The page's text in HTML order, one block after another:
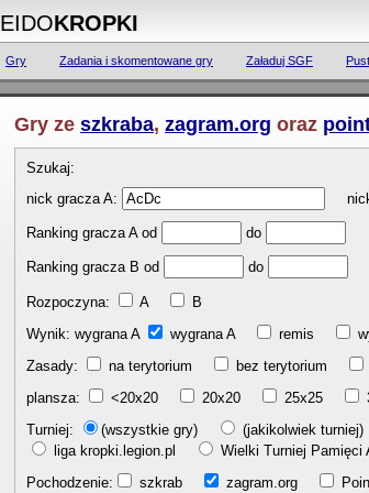
EIDOKROPKI
Gry Zadania i skomentowane gry Załaduj SGF
Gry ze szkraba, zagram.org oraz
Szukaj:
nick gracza A:
nick
Ranking gracza A od do
Ranking gracza B od do
Rozpoczyna: A
B
Wynik: wygrana A
wygrana A remis
Zasady:
na terytorium bez terytorium
plansza:
<20x20 20x20 25x25
Turniej:
(wszystkie gry)
(jakikolwiek
liga kropki.legion.pl
Wielki Turniej
Pochodzenie:
szkrab zagram.org